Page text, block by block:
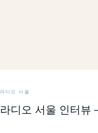
라디오 서울
라디오 서울 인터뷰